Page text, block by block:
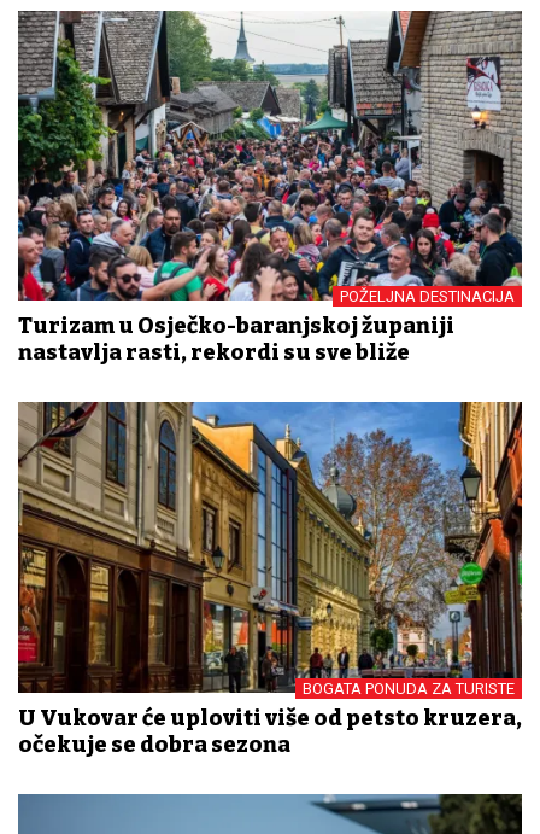
POŽELJNA DESTINACIJA
Turizam u Osječko-baranjskoj županiji
nastavlja rasti, rekordi su sve bliže
BOGATA PONUDA ZA TURISTE
U Vukovar će uploviti više od petsto kruzera,
očekuje se dobra sezona